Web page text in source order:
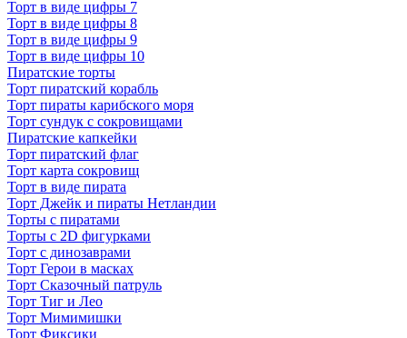
Торт в виде цифры 7
Торт в виде цифры 8
Торт в виде цифры 9
Торт в виде цифры 10
Пиратские торты
Торт пиратский корабль
Торт пираты карибского моря
Торт сундук с сокровищами
Пиратские капкейки
Торт пиратский флаг
Торт карта сокровищ
Торт в виде пирата
Торт Джейк и пираты Нетландии
Торты с пиратами
Торты с 2D фигурками
Торт с динозаврами
Торт Герои в масках
Торт Сказочный патруль
Торт Тиг и Лео
Торт Мимимишки
Торт Фиксики